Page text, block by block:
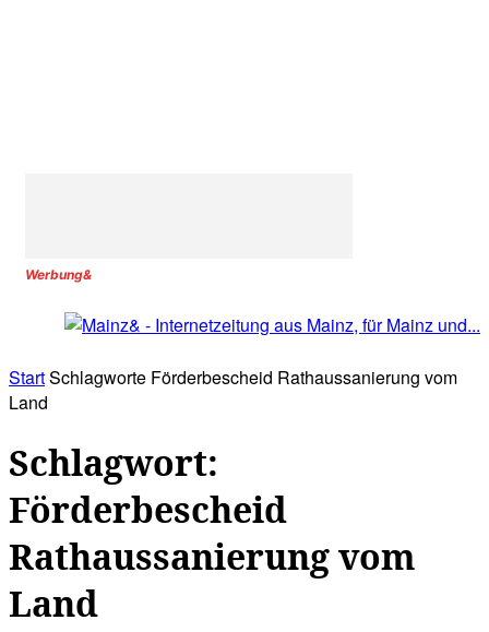
Werbung&
StartSchlagworte Förderbescheid Rathaussanierung vom
Land
Schlagwort:
Förderbescheid
Rathaussanierung vom
Land